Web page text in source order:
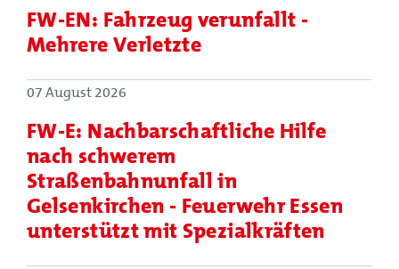
FW-EN: Fahrzeug verunfallt -
Mehrere Verletzte
07 August 2026
FW-E: Nachbarschaftliche Hilfe
nach schwerem
Straßenbahnunfall in
Gelsenkirchen - Feuerwehr Essen
unterstützt mit Spezialkräften